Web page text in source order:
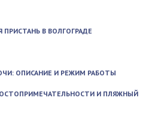
В ВОЛГОГРАДЕ
ОПИСАНИЕ И РЕЖИМ РАБОТЫ
И ПЛЯЖНЫЙ